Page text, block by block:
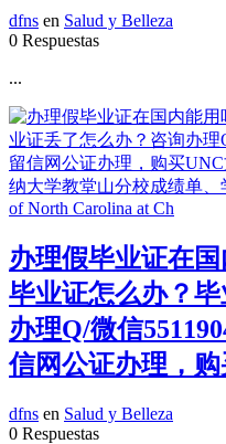
dfns en Salud y Belleza
0 Respuestas
...
办理假毕业证在
毕业证怎么办？
办理Q/微信
信网公证办理，
dfns en Salud y Belleza
0 Respuestas